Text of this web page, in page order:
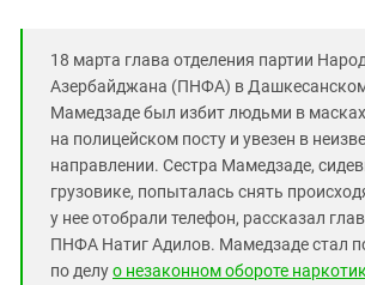
18 марта глава отделения партии
Азербайджана (ПНФА) в
Мамедзаде был избит людьми в
на полицейском посту и увезен в
направлении. Сестра Мамедзаде,
грузовике, попыталась снять
у нее отобрали телефон, рассказал
ПНФА Натиг Адилов. Мамедзаде стал
по делуо незаконном обороте